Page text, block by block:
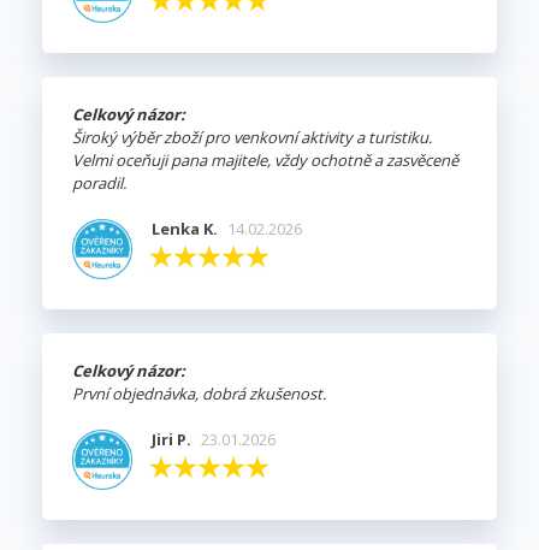
Celkový názor:
Široký výběr zboží pro venkovní aktivity a turistiku.
Velmi oceňuji pana majitele, vždy ochotně a zasvěceně
poradil.
Lenka K. 14.02.2026
Celkový názor:
První objednávka, dobrá zkušenost.
Jiri P. 23.01.2026